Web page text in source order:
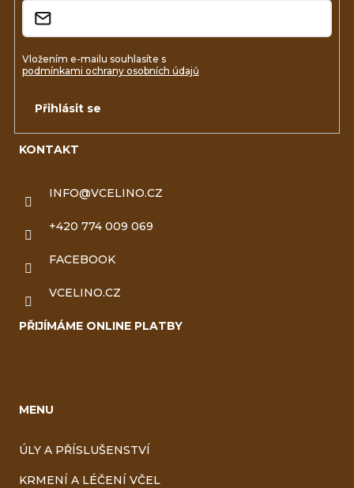
KONTAKT
INFO@VCELINO.CZ
+420 774 009 069
FACEBOOK
VCELINO.CZ
PŘIJÍMÁME ONLINE PLATBY
MENU
ÚLY A PŘÍSLUŠENSTVÍ
KRMENÍ A LÉČENÍ VČEL
Vložením e-mailu souhlasíte s
podmínkami ochrany osobních údajů
Přihlásit se